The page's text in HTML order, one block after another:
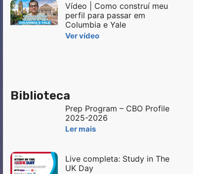
Vídeo | Como construí meu
perfil para passar em
Columbia e Yale
Ver vídeo
Biblioteca
Prep Program – CBO Profile
2025-2026
Ler mais
Live completa: Study in The
UK Day